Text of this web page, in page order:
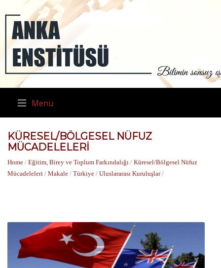
Menu
KÜRESEL/BÖLGESEL NÜFUZ
MÜCADELELERI
Home / Eğitim, Birey ve Toplum Farkındalığı / Küresel/Bölgesel Nüfuz
Mücadeleleri / Makale / Türkiye / Uluslararası Kuruluşlar/